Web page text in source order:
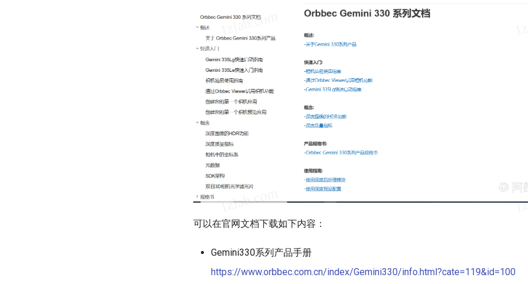
可以在官网文档下载如下内容：
Gemini330系列产品手册
https://www.orbbec.com.cn/index/Gemini330/info.html?cate=119&id=100